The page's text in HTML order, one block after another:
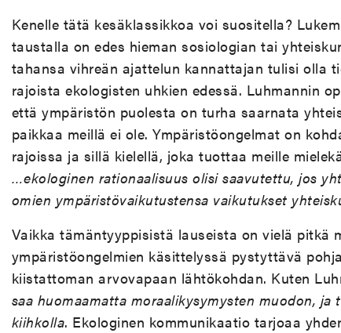
Kenelle tätä kesäklassikkoa voi suositella?
taustalla on edes hieman sosiologian tai
tahansa vihreän ajattelun kannattajan tulisi olla
rajoista ekologisten uhkien edessä. Luhmannin
että ympäristön puolesta on turha saarnata
paikkaa meillä ei ole. Ympäristöongelmat on
rajoissa ja sillä kielellä, joka tuottaa meille
…ekologinen rationaalisuus olisi saavutettu, jos
omien ympäristövaikutustensa vaikutukset
Vaikka tämäntyyppisistä lauseista on vielä pitkä
ympäristöongelmien käsittelyssä pystyttävä
kiistattoman arvovapaan lähtökohdan. Kuten
saa huomaamatta moraalikysymysten muodon, ja
kiihkolla. Ekologinen kommunikaatio tarjoaa